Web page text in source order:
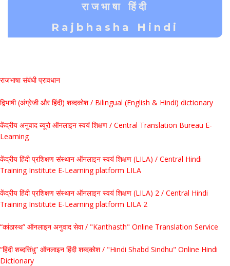
राजभाषा हिंदी
Rajbhasha Hindi
राजभाषा संबंधी प्रावधान
द्विभाषी (अंग्रेजी और हिंदी) शब्दकोश / Bilingual (English & Hindi) dictionary
केंद्रीय अनुवाद ब्यूरो ऑनलाइन स्वयं शिक्षण / Central Translation Bureau E-
Learning
केंद्रीय हिंदी प्रशिक्षण संस्थान ऑनलाइन स्वयं शिक्षण (LILA) / Central Hindi
Training Institute E-Learning platform LILA
केंद्रीय हिंदी प्रशिक्षण संस्थान ऑनलाइन स्वयं शिक्षण (LILA) 2 / Central Hindi
Training Institute E-Learning platform LILA 2
“कांठास्थ” ऑनलाइन अनुवाद सेवा / "Kanthasth" Online Translation Service
“हिंदी शब्दसिंधु” ऑनलाइन हिंदी शब्दकोश / "Hindi Shabd Sindhu" Online Hindi
Dictionary